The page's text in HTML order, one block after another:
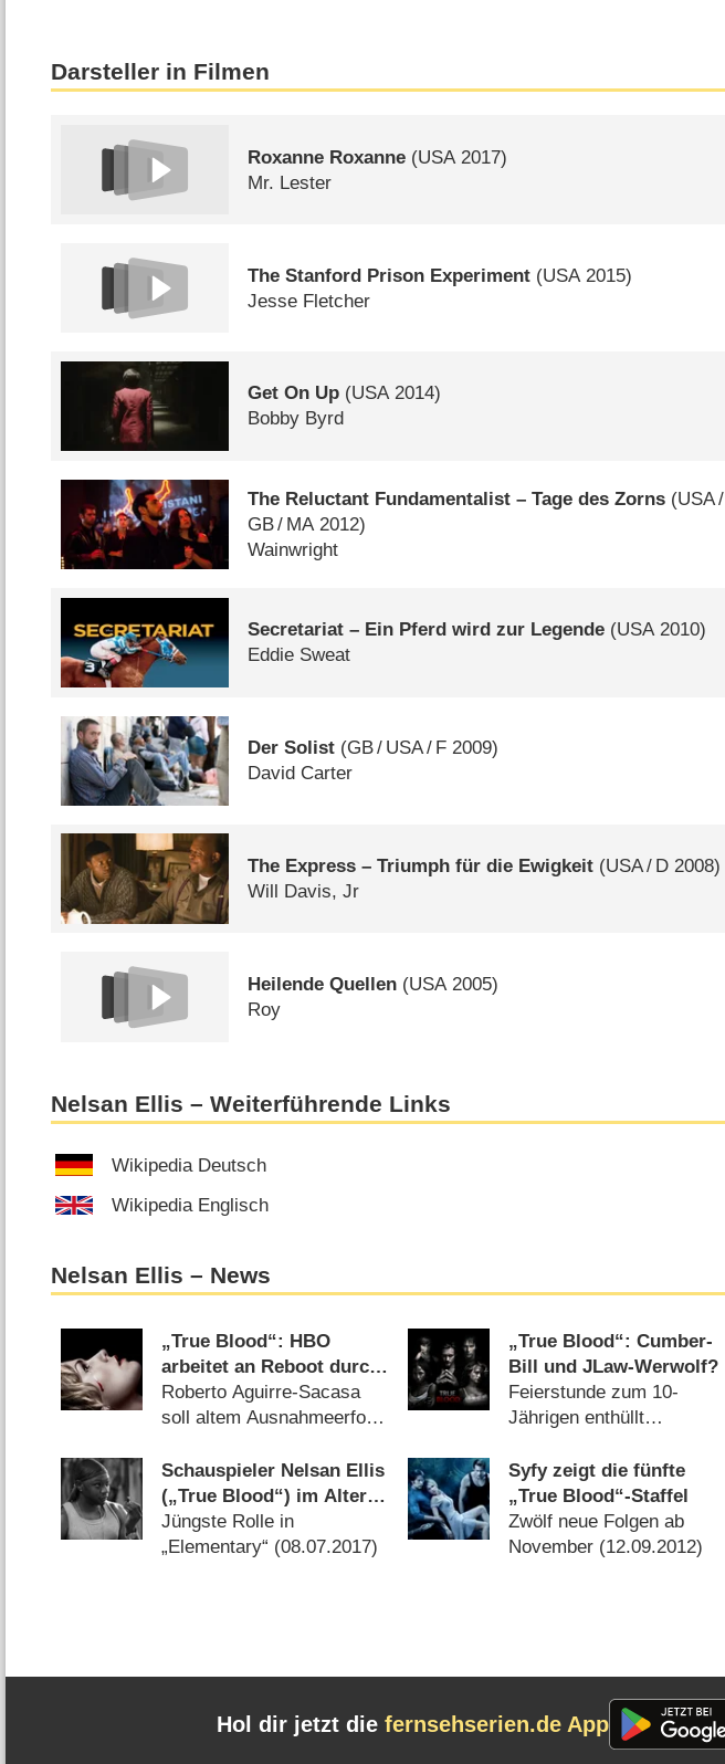
Darsteller in Filmen
Roxanne Roxanne (USA 2017)
Mr. Lester
The Stanford Prison Experiment (USA 2015)
Jesse Fletcher
Get On Up (USA2014)
Bobby Byrd
The Reluctant Fundamentalist – Tage des Zorns (USA/
GB/ MA2012)
Wainwright
Secretariat – Ein Pferd wird zur Legende (USA2010)
Eddie Sweat
Der Solist (GB/ USA/ F 2009)
David Carter
The Express – Triumph für die Ewigkeit (USA/ D 2008)
Will Davis, Jr
Heilende Quellen (USA2005)
Roy
Nelsan Ellis – Weiterführende Links
Wikipedia Deutsch
Wikipedia Englisch
Nelsan Ellis – News
„True Blood“: HBO
arbeitet an Reboot durch
„Chilling Adventures of
Sabrina“-Schöpfer
Roberto Aguirre-Sacasa
soll altem Ausnahmeerfolg
(10.12.2020)
„True Blood“: Cumber-
Bill und JLaw-Werwolf?
Feierstunde zum 10-
Jährigen enthüllt
Vergangenheit (19.11.2018
Schauspieler Nelsan Ellis
(„True Blood“) im Alter
von 39 Jahren verstorben
Jüngste Rolle in
„Elementary“ (08.07.2017)
Syfy zeigt die fünfte
„True Blood“-Staffel
Zwölf neue Folgen ab
November (12.09.2012)
Hol dir jetzt die fernsehserien.de App